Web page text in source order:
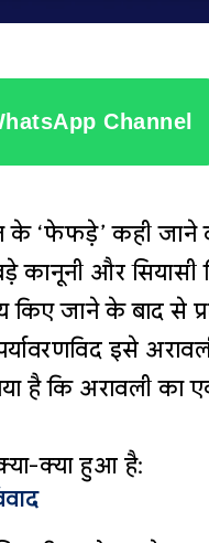
Channel
के ‘फेफड़े’ कही जाने
कानूनी और सियासी
तय किए जाने के बाद से
इसे
है कि अरावली का
क्या हुआ है: